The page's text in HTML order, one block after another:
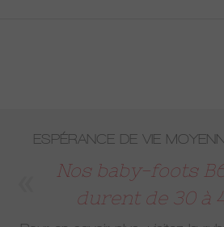
ESPÉRANCE DE VIE
Nos baby-foots
durent de 30 à